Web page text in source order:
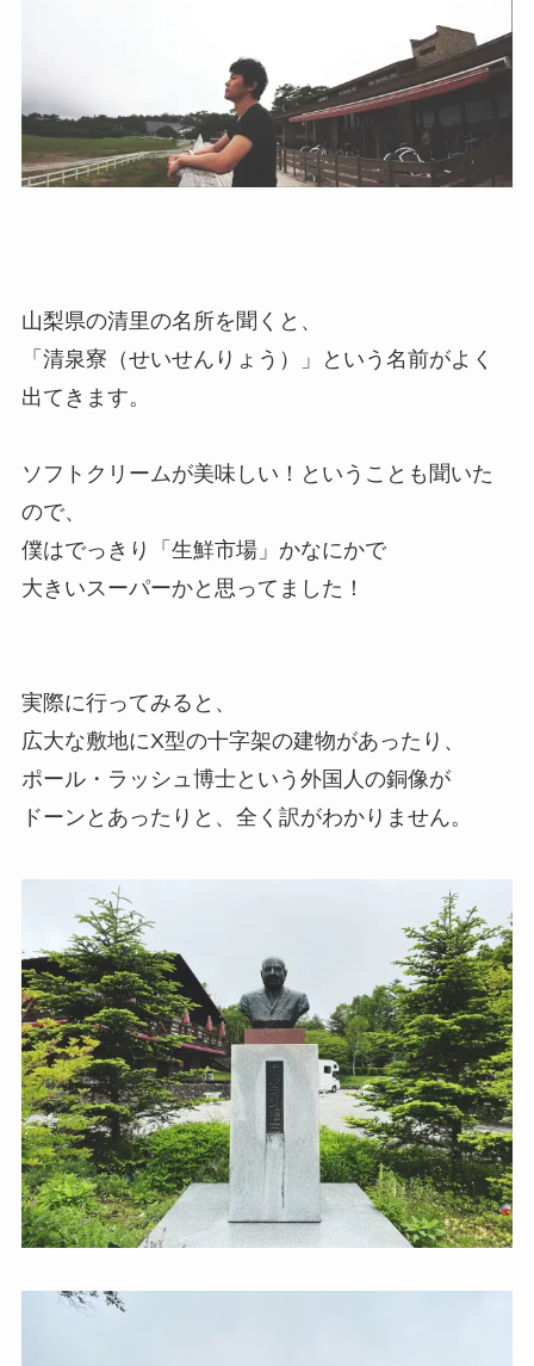
山梨県の清里の名所を聞くと、
「清泉寮（せいせんりょう）」という名前がよく
出てきます。
ソフトクリームが美味しい！ということも聞いた
ので、
僕はでっきり「生鮮市場」かなにかで
大きいスーパーかと思ってました！
実際に行ってみると、
広大な敷地にX型の十字架の建物があったり、
ポール・ラッシュ博士という外国人の銅像が
ドーンとあったりと、全く訳がわかりません。